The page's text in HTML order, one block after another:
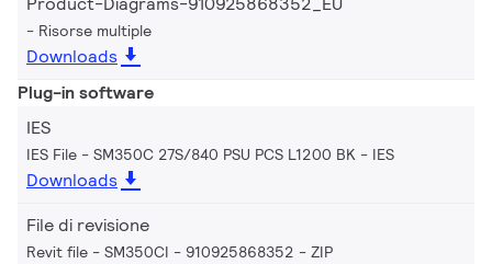
Risorse multiple
Downloads
Plug-in software
IES
IES File - SM350C 27S/840 PSU PCS L1200 BK IES
Downloads
File di revisione
Revit file - SM350CI - 910925868352 ZIP